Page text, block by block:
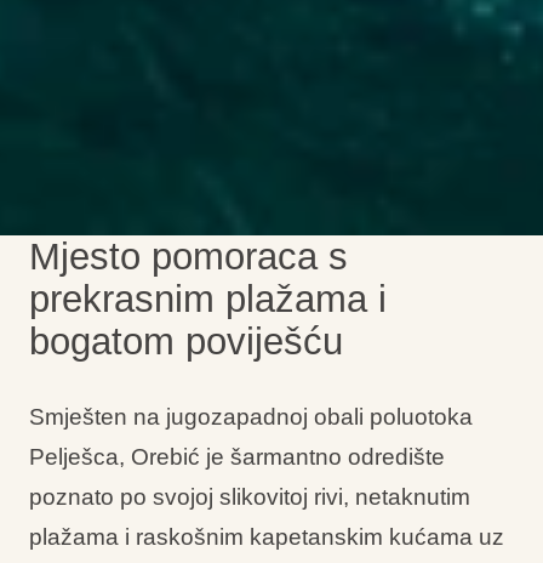
Mjesto pomoraca s
prekrasnim plažama i
bogatom poviješću
Smješten na jugozapadnoj obali poluotoka
Pelješca, Orebić je šarmantno odredište
poznato po svojoj slikovitoj rivi, netaknutim
plažama i raskošnim kapetanskim kućama uz